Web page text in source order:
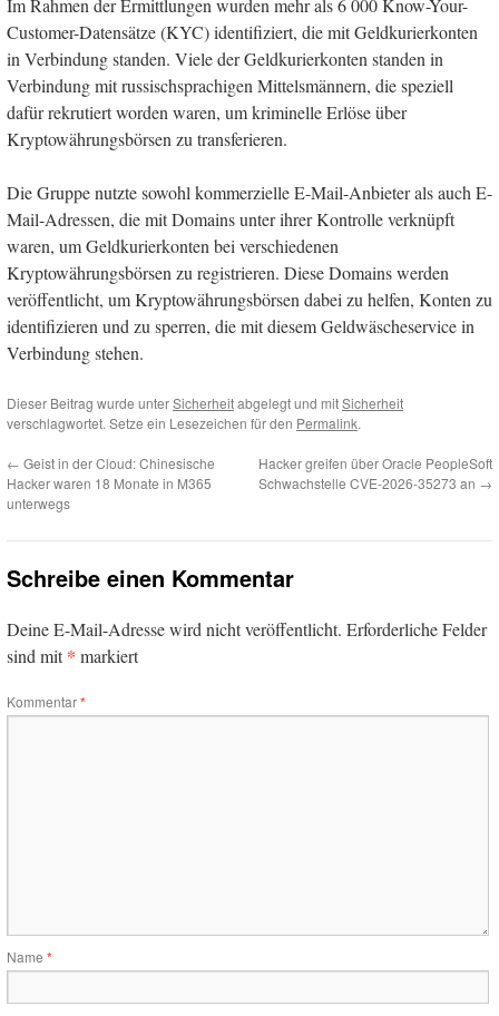
Customer-Datensätze (KYC) identifiziert, die mit Geldkurierkonten
in Verbindung standen. Viele der Geldkurierkonten standen in
Verbindung mit russischsprachigen Mittelsmännern, die speziell
dafür rekrutiert worden waren, um kriminelle Erlöse über
Kryptowährungsbörsen zu transferieren.
Die Gruppe nutzte sowohl kommerzielle E-Mail-Anbieter als auch E-
Mail-Adressen, die mit Domains unter ihrer Kontrolle verknüpft
waren, um Geldkurierkonten bei verschiedenen
Kryptowährungsbörsen zu registrieren. Diese Domains werden
veröffentlicht, um Kryptowährungsbörsen dabei zu helfen, Konten zu
identifizieren und zu sperren, die mit diesem Geldwäscheservice in
Verbindung stehen.
Dieser Beitrag wurde unterSicherheitabgelegt und mitSicherheit
verschlagwortet. Setze ein Lesezeichen für den Permalink.
← Geist in der Cloud: Chinesische
Hacker waren 18 Monate in M365
unterwegs
Hacker greifen über Oracle PeopleSoft
Schwachstelle CVE-2026-35273 an →
Schreibe einen Kommentar
Deine E-Mail-Adresse wird nicht veröffentlicht. Erforderliche Felder
sind mit* markiert
Kommentar*
Name *